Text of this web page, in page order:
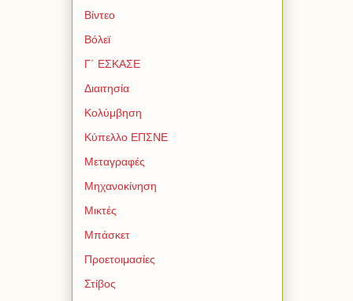
Βίντεο
Βόλεϊ
Γ΄ ΕΣΚΑΣΕ
Διαιτησία
Κολύμβηση
Κύπελλο ΕΠΣΝΕ
Μεταγραφές
Μηχανοκίνηση
Μικτές
Μπάσκετ
Προετοιμασίες
Στίβος